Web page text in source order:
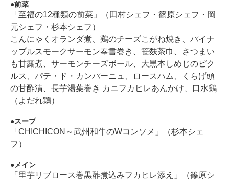
前菜
「至福の12種類の前菜」（田村シェフ・篠原シェフ・岡
元シェフ・杉本シェフ）
こんにゃくオランダ煮、鶏のチーズこがね焼き、パイナ
ップルスモークサーモン奉書巻き、笹麩茶巾、さつまい
も甘露煮、サーモンチーズボール、大黒本しめじのピク
ルス、パテ・ド・カンパーニュ、ロースハム、くらげ頭
の甘酢漬、長芋湯葉巻き カニフカヒレあんかけ、口水鶏
（よだれ鶏）
スープ
「CHICHICON～武州和牛のWコンソメ」（杉本シェ
フ）
メイン
「里芋リブロース巻黒酢煮込みフカヒレ添え」（篠原シ